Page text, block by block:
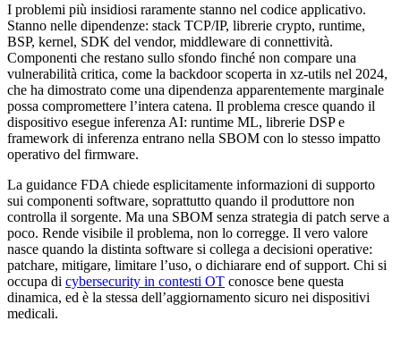
I problemi più insidiosi raramente stanno nel codice applicativo.
Stanno nelle dipendenze: stack TCP/IP, librerie crypto, runtime,
BSP, kernel, SDK del vendor, middleware di connettività.
Componenti che restano sullo sfondo finché non compare una
vulnerabilità critica, come la backdoor scoperta in xz-utils nel 2024,
che ha dimostrato come una dipendenza apparentemente marginale
possa compromettere l’intera catena. Il problema cresce quando il
dispositivo esegue inferenza AI: runtime ML, librerie DSP e
framework di inferenza entrano nella SBOM con lo stesso impatto
operativo del firmware.
La guidance FDA chiede esplicitamente informazioni di supporto
sui componenti software, soprattutto quando il produttore non
controlla il sorgente. Ma una SBOM senza strategia di patch serve a
poco. Rende visibile il problema, non lo corregge. Il vero valore
nasce quando la distinta software si collega a decisioni operative:
patchare, mitigare, limitare l’uso, o dichiarare end of support. Chi si
occupa di cybersecurity in contesti OT conosce bene questa
dinamica, ed è la stessa dell’aggiornamento sicuro nei dispositivi
medicali.